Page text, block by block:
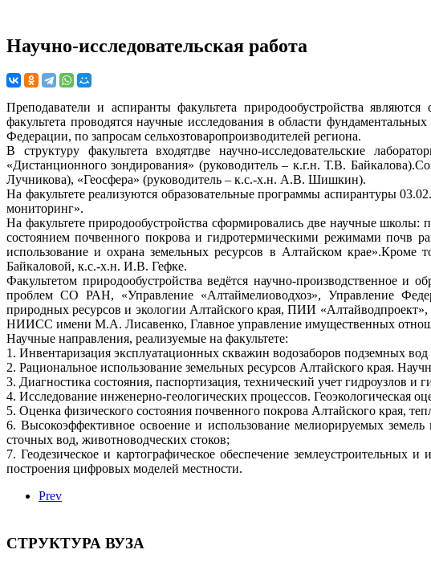
Научно-исследовательская работа
Преподаватели и аспиранты факультета природообустройства
факультета проводятся научные исследования в области
Федерации, по запросам сельхозтоваропроизводителей региона.
В структуру факультета входятдве научно-исследовательские
«Дистанционного зондирования» (руководитель – к.г.н. Т.В.
Лучникова), «Геосфера» (руководитель – к.с.-х.н. А.В. Шишкин).
На факультете реализуются образовательные программы аспирантуры
мониторинг».
На факультете природообустройства сформировались две научные
состоянием почвенного покрова и гидротермическими режимами почв
использование и охрана земельных ресурсов в Алтайском крае».Кроме
Байкаловой, к.с.-х.н. И.В. Гефке.
Факультетом природообустройства ведётся научно-производственное и
проблем СО РАН, «Управление «Алтаймелиоводхоз», Управление
природных ресурсов и экологии Алтайского края, ПИИ
НИИСС имени М.А. Лисавенко, Главное управление имущественных
Научные направления, реализуемые на факультете:
1. Инвентаризация эксплуатационных скважин водозаборов подземных
2. Рациональное использование земельных ресурсов Алтайского края.
3. Диагностика состояния, паспортизация, технический учет гидроузлов и
4. Исследование инженерно-геологических процессов. Геоэкологическая
5. Оценка физического состояния почвенного покрова Алтайского края,
6. Высокоэффективное освоение и использование мелиорируемых
сточных вод, животноводческих стоков;
7. Геодезическое и картографическое обеспечение
построения цифровых моделей местности.
Prev
СТРУКТУРА ВУЗА